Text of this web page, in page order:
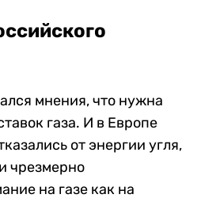
мнения, что нужна
газа. И в Европе
от энергии угля,
чрезмерно
на газе как на